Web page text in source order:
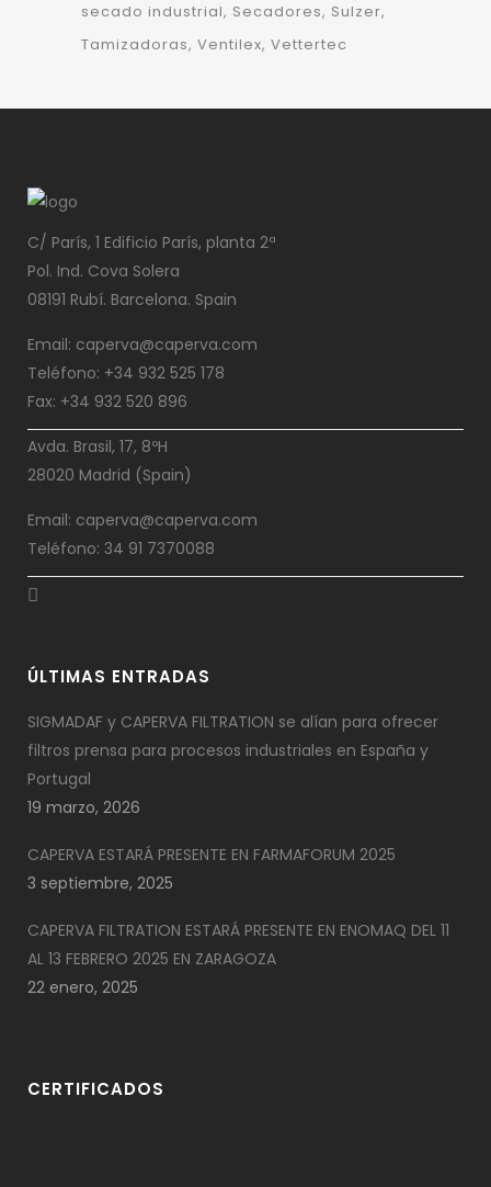
secado industrial Secadores Sulzer
Tamizadoras Ventilex Vettertec
C/ París, 1 Edificio París, planta 2ª
Pol. Ind. Cova Solera
08191 Rubí. Barcelona. Spain
Email: caperva@caperva.com
Teléfono: +34 932 525 178
Fax: +34 932 520 896
Avda. Brasil, 17, 8ºH
28020 Madrid (Spain)
Email: caperva@caperva.com
Teléfono: 34 91 7370088
ÚLTIMAS ENTRADAS
SIGMADAF y CAPERVA FILTRATION se alían para ofrecer
filtros prensa para procesos industriales en España y
Portugal
19 marzo, 2026
CAPERVA ESTARÁ PRESENTE EN FARMAFORUM 2025
3 septiembre, 2025
CAPERVA FILTRATION ESTARÁ PRESENTE EN ENOMAQ DEL 11
AL 13 FEBRERO 2025 EN ZARAGOZA
22 enero, 2025
CERTIFICADOS